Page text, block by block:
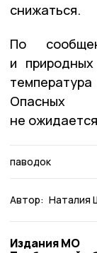
снижаться.
По
и
Опасных
не
паводок
Автор: Наталия
Издания МО